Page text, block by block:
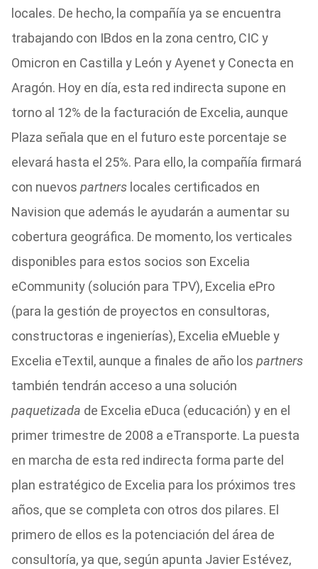
locales. De hecho, la compañía ya se encuentra
trabajando con IBdos en la zona centro, CIC y
Omicron en Castilla y León y Ayenet y Conecta en
Aragón. Hoy en día, esta red indirecta supone en
torno al 12% de la facturación de Excelia, aunque
Plaza señala que en el futuro este porcentaje se
elevará hasta el 25%. Para ello, la compañía firmará
con nuevos partnerslocales certificados en
Navision que además le ayudarán a aumentar su
cobertura geográfica. De momento, los verticales
disponibles para estos socios son Excelia
eCommunity (solución para TPV), Excelia ePro
(para la gestión de proyectos en consultoras,
constructoras e ingenierías), Excelia eMueble y
Excelia eTextil, aunque a finales de año los partners
también tendrán acceso a una solución
paquetizada de Excelia eDuca (educación) y en el
primer trimestre de 2008 a eTransporte. La puesta
en marcha de esta red indirecta forma parte del
plan estratégico de Excelia para los próximos tres
años, que se completa con otros dos pilares. El
primero de ellos es la potenciación del área de
consultoría, ya que, según apunta Javier Estévez,